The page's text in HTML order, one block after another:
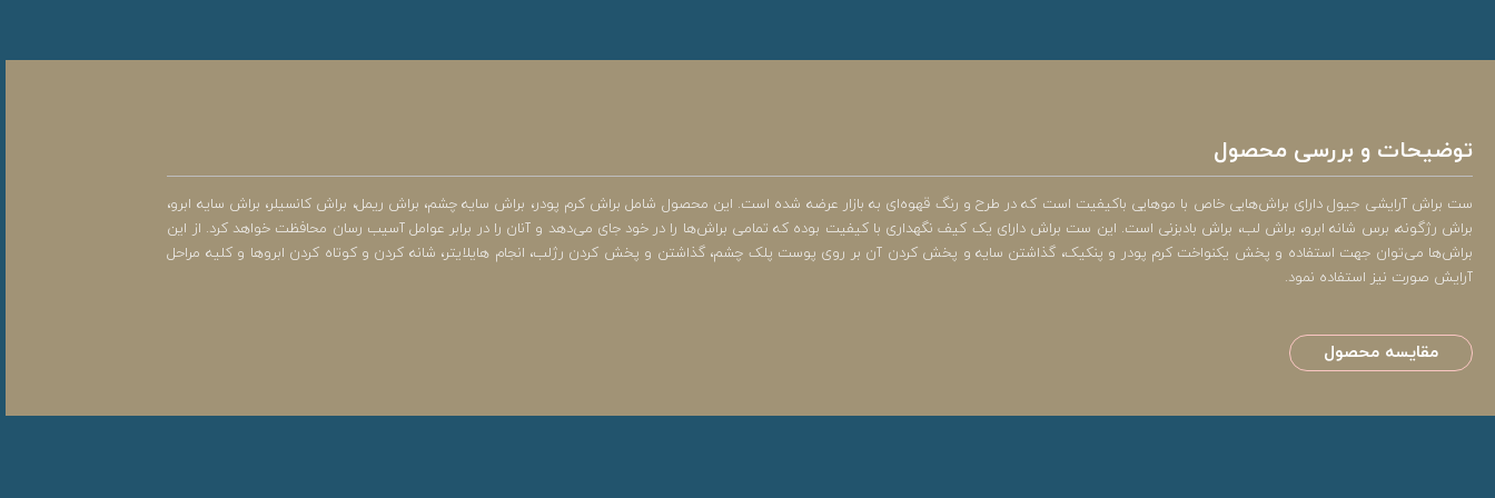
توضیحات و بررسی محصول
ست براش آرایشی جیول دارای براش‌هایی خاص با موهایی باکیفیت است که در طرح و رنگ قهوه‌ای به بازار عرضه شده است. این محصول شامل براش کرم پودر، براش سایه چشم، براش ریمل، براش کانسیلر، براش سایه ابرو،
براش رژگونه، برس شانه ابرو، براش لب، براش بادبزنی است. این ست براش دارای یک کیف نگهداری با کیفیت بوده که تمامی براش‌ها را در خود جای می‌دهد و آنان را در برابر عوامل آسیب رسان محافظت خواهد کرد. از این
براش‌ها می‌توان جهت استفاده و پخش یکنواخت کرم پودر و پنکیک، گذاشتن سایه و پخش کردن آن بر روی پوست پلک چشم، گذاشتن و پخش کردن رژلب، انجام هایلایتر، شانه کردن و کوتاه کردن ابروها و کلیه مراحل
آرایش صورت نیز استفاده نمود.
مقایسه محصول